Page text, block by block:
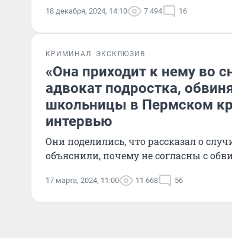
18 декабря, 2024, 14:10 7 494 16
КРИМИНАЛ ЭКСКЛЮЗИВ
«Она приходит к нему во
адвокат подростка,
школьницы в Пермском
интервью
Они поделились, что рассказал о
объяснили, почему не согласны с
17 марта, 2024, 11:00 11 668 56